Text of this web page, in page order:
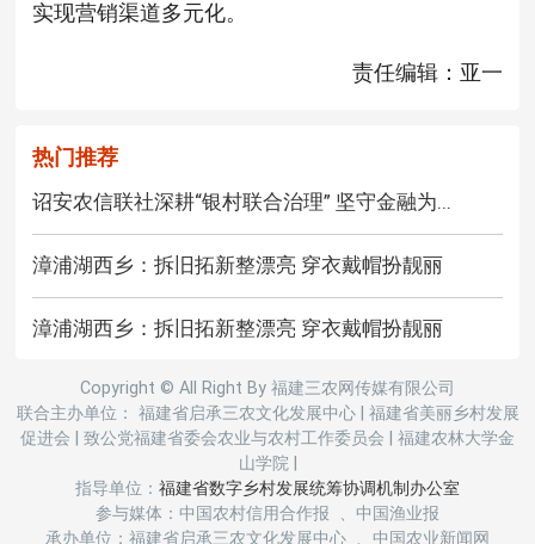
实现营销渠道多元化。
责任编辑：亚一
热门推荐
诏安农信联社深耕“银村联合治理” 坚守金融为...
漳浦湖西乡：拆旧拓新整漂亮 穿衣戴帽扮靓丽
漳浦湖西乡：拆旧拓新整漂亮 穿衣戴帽扮靓丽
Copyright © All Right By 福建三农网传媒有限公司
联合主办单位： 福建省启承三农文化发展中心
福建省美丽乡村发展
促进会
致公党福建省委会农业与农村工作委员会
福建农林大学金
山学院
指导单位： 福建省数字乡村发展统筹协调机制办公室
参与媒体：中国农村信用合作报 、中国渔业报
承办单位：福建省启承三农文化发展中心 、中国农业新闻网